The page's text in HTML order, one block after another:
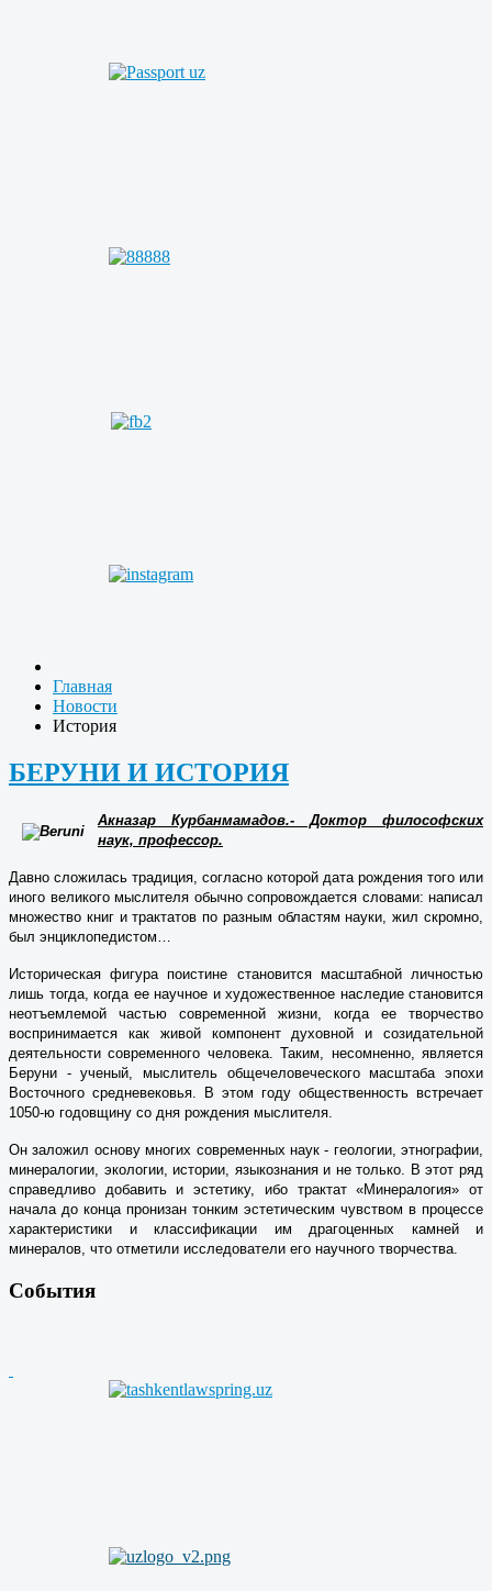
Главная
Новости
История
БЕРУНИ И ИСТОРИЯ
Акназар Курбанмамадов.- Доктор философских
наук, профессор.
Давно сложилась традиция, согласно которой дата рождения того или
иного великого мыслителя обычно сопровождается словами: написал
множество книг и трактатов по разным областям науки, жил скромно,
был энциклопедистом…
Историческая фигура поистине становится масштабной личностью
лишь тогда, когда ее научное и художественное наследие становится
неотъемлемой частью современной жизни, когда ее творчество
воспринимается как живой компонент духовной и созидательной
деятельности современного человека. Таким, несомненно, является
Беруни - ученый, мыслитель общечеловеческого масштаба эпохи
Восточного средневековья. В этом году общественность встречает
1050-ю годовщину со дня рождения мыслителя.
Он заложил основу многих современных наук - геологии, этнографии,
минералогии, экологии, истории, языкознания и не только. В этот ряд
справедливо добавить и эстетику, ибо трактат «Минералогия» от
начала до конца пронизан тонким эстетическим чувством в процессе
характеристики и классификации им драгоценных камней и
минералов, что отметили исследователи его научного творчества.
События